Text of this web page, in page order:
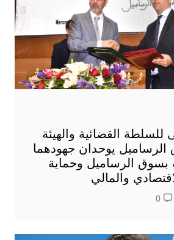
للسلطة القضائية والهيئة
الرساميل يوحدان جهودهما
بسوق الرساميل وحماية
والمالي
0